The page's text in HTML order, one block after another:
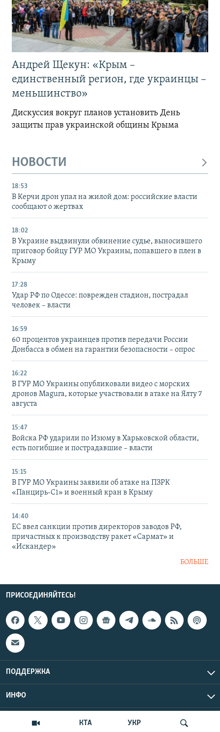
КТА УКР
Андрей Щекун: «Крым –
единственный регион, где украинцы –
меньшинство»
Дискуссия вокруг планов установить День
защиты прав украинской общины Крыма
НОВОСТИ
18:53
В Керчи дрон упал на жилой дом: российские власти
сообщают о жертвах
18:02
В Украине выдвинули обвинение судье, выносившего
приговор бойцу ГУР МО Украины, попавшего в плен в
Крыму
17:28
Удар РФ по Одессе: поврежден стадион, пострадал
человек – власти
16:59
60 процентов украинцев против передачи России
Донбасса в обмен на гарантии безопасности – опрос
16:22
В ГУР МО Украины опубликовали видео с морских
дронов Magura, которые участвовали в атаке на Ялту 7
августа
15:47
Войска РФ ударили по Изюму в Харьковской области,
есть погибшие и пострадавшие – власти
15:15
В ГУР МО Украины заявили об атаке на ПЗРК
«Панцирь-С1» и военный кран в Крыму
14:40
ЕС ввел санкции против директоров заводов РФ,
причастных к производству ракет «Сармат» и
«Искандер»
БОЛЬШЕ
ПРИСОЕДИНЯЙТЕСЬ!
ПОДДЕРЖКА
ИНФО
Copyright Крым.Реалии, 2026 | Все права защищены.
UTC+3